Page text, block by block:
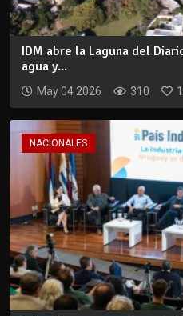
IDM abre la Laguna del
agua y...
May 04 2026 310
NACIONALES